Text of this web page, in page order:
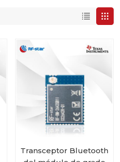
Transceptor Bluetooth